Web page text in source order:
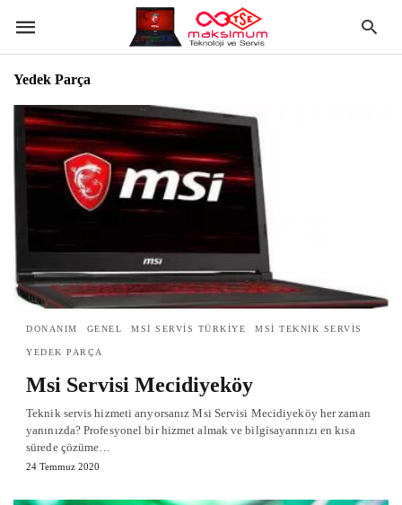
Yedek Parça
DONANIM GENEL MSI SERVIS TÜRKIYE MSI TEKNIK SERVIS
YEDEK PARÇA
Msi Servisi Mecidiyeköy
Teknik servis hizmeti arıyorsanız Msi Servisi Mecidiyeköy her zaman
yanınızda? Profesyonel bir hizmet almak ve bilgisayarınızı en kısa
sürede çözüme…
24 Temmuz 2020